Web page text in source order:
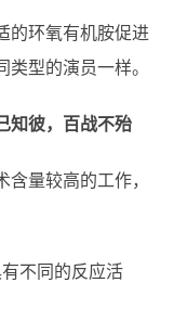
的环氧有机胺促进
型的演员一样。
知彼，百战不殆
量较高的工作，
不同的反应活